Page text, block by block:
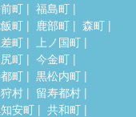
町
福島町
町 鹿部町
森町
町
上ノ国町
町
今金町
町
黒松内町
村
留寿都村
安町
共和町